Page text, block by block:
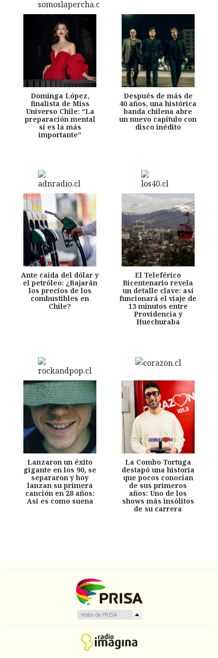
Dominga López,
finalista de Miss
Universo Chile: “La
preparación mental
sí es la más
importante”
Después de más de
40 años, una histórica
banda chilena abre
un nuevo capítulo con
disco inédito
Ante caída del dólar y
el petróleo: ¿Bajarán
los precios de los
combustibles en
Chile?
El Teleférico
Bicentenario revela
un detalle clave: así
funcionará el viaje de
13 minutos entre
Providencia y
Huechuraba
Lanzaron un éxito
gigante en los 90, se
separaron y hoy
lanzan su primera
canción en 28 años:
Así es como suena
La Combo Tortuga
destapó una historia
que pocos conocían
de sus primeros
años: Uno de los
shows más insólitos
de su carrera